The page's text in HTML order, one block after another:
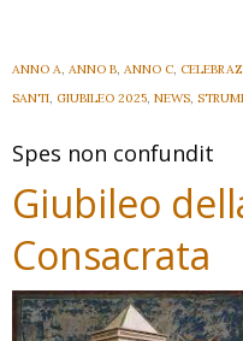
ANNO A, ANNO B, ANNO C,
SANTI, GIUBILEO 2025, NEWS,
Spes non confundit
Giubileo
Consacrata